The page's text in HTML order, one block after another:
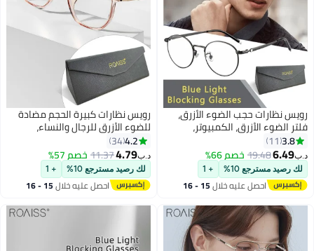
حجب الضوء الأزرق،
الأزرق، الكمبيوتر،
الألعاب، الهواتف
نظارات دائرية بإطار من
نظارات عصرية مضادة
للرجال والنساء، رمادي فضي
11
19.48خصم 66%
مسترجع 10% + 1
احصل عليه خلال 15 - 16
رويس نظارات كبيرة الحجم مضادة
للضوء الأزرق للرجال والنساء،
بعدسات شفافة، إطار مربع، فلتر
للضوء الأزرق، كمبيوتر، ألعاب،
تلفزيون، هاتف محمول، نظارات
عصرية مضادة لإجهاد العين والصداع
34
4.79
11.37خصم 57%
لك رصيد مسترجع 10% + 1
احصل عليه خلال 15 - 16